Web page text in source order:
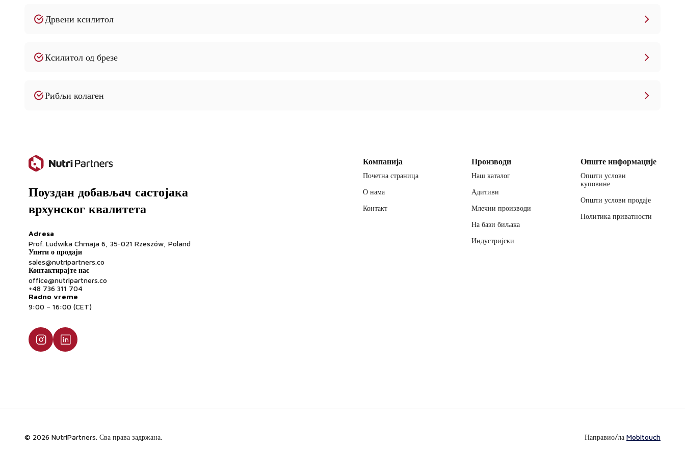
Да ли нудите производе у расутом стању са комплетном документацијом?
нудимо индивидуалне цене.
Дрвени ксилитол
Ксилитол од брезе
Рибљи колаген
Поуздан добављач састојака
врхунског квалитета
Adresa
Prof. Ludwika Chmaja 6, 35-021 Rzeszów, Poland
Упити о продаји
sales@nutripartners.co
Контактирајте нас
office@nutripartners.co
+48 736 311 704
Radno vreme
9:00 – 16:00 (CET)
Компанија
Почетна страница
О нама
Контакт
Производи
Наш каталог
Адитиви
Млечни производи
На бази биљака
Индустријски
Опште информације
Општи услови
куповине
Општи услови продаје
Политика приватности
© 2026 NutriPartners. Сва права задржана. Направио/ла Mobitouch